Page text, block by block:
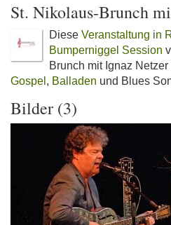
St. Nikolaus-Brunch
Diese Veranstaltung in
Bumperniggel Session
Brunch mit Ignaz
Gospel , Balladen und Blues
Bilder (3)